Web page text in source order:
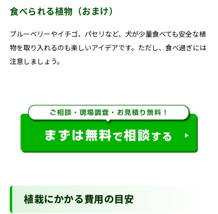
食べられる植物（おまけ）
ブルーベリーやイチゴ、パセリなど、犬が少量食べても安全な植
物を取り入れるのも楽しいアイデアです。ただし、食べ過ぎには
注意しましょう。
植栽にかかる費用の目安